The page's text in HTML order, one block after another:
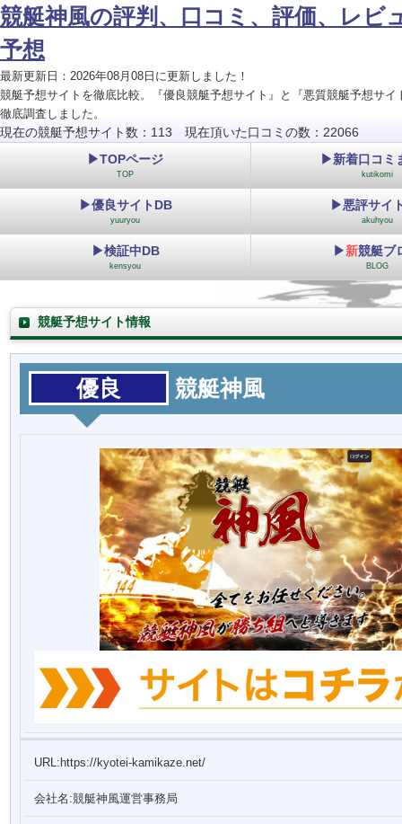
競艇神風の評判、口コミ、評価、レビ
予想
最新更新日：2026年08月08日に更新しました！
競艇予想サイトを徹底比較。『優良競艇予想サイト』と『悪質競艇予想サイ
徹底調査しました。
現在の競艇予想サイト数：113 現在頂いた口コミの数：22066
▶TOPページ
TOP
▶新着口コミ
kutikomi
▶優良サイトDB
yuuryou
▶悪評サイ
akuhyou
▶検証中DB
kensyou
▶新競艇ブ
BLOG
競艇予想サイト情報
優良 競艇神風
URL:https://kyotei-kamikaze.net/
会社名:競艇神風運営事務局